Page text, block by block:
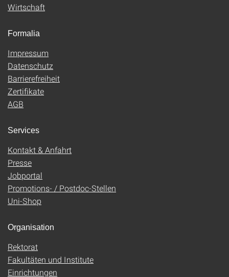
Wirtschaft
Formalia
Impressum
Datenschutz
Barrierefreiheit
Zertifikate
AGB
Services
Kontakt & Anfahrt
Presse
Jobportal
Promotions- / Postdoc-Stellen
Uni-Shop
Organisation
Rektorat
Fakultäten und Institute
Einrichtungen